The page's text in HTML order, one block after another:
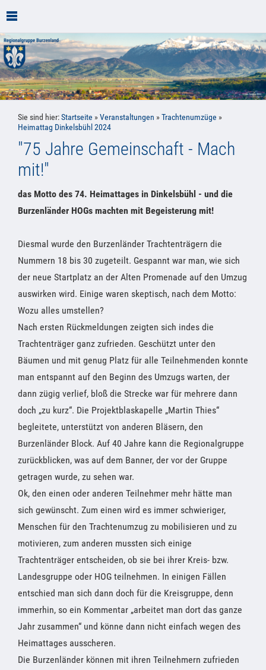
Sie sind hier:Startseite »Veranstaltungen »Trachtenumzüge »
Heimattag Dinkelsbühl 2024
"75 Jahre Gemeinschaft - Mach
mit!"
das Motto des 74. Heimattages in Dinkelsbühl - und die
Burzenländer HOGs machten mit Begeisterung mit!
Diesmal wurde den Burzenländer Trachtenträgern die
Nummern 18 bis 30 zugeteilt. Gespannt war man, wie sich
der neue Startplatz an der Alten Promenade auf den Umzug
auswirken wird. Einige waren skeptisch, nach dem Motto:
Wozu alles umstellen?
Nach ersten Rückmeldungen zeigten sich indes die
Trachtenträger ganz zufrieden. Geschützt unter den
Bäumen und mit genug Platz für alle Teilnehmenden konnte
man entspannt auf den Beginn des Umzugs warten, der
dann zügig verlief, bloß die Strecke war für mehrere dann
doch „zu kurz“. Die Projektblaskapelle „Martin Thies“
begleitete, unterstützt von anderen Bläsern, den
Burzenländer Block. Auf 40 Jahre kann die Regionalgruppe
zurückblicken, was auf dem Banner, der vor der Gruppe
getragen wurde, zu sehen war.
Ok, den einen oder anderen Teilnehmer mehr hätte man
sich gewünscht. Zum einen wird es immer schwieriger,
Menschen für den Trachtenumzug zu mobilisieren und zu
motivieren, zum anderen mussten sich einige
Trachtenträger entscheiden, ob sie bei ihrer Kreis- bzw.
Landesgruppe oder HOG teilnehmen. In einigen Fällen
entschied man sich dann doch für die Kreisgruppe, denn
immerhin, so ein Kommentar „arbeitet man dort das ganze
Jahr zusammen“ und könne dann nicht einfach wegen des
Heimattages ausscheren.
Die Burzenländer können mit ihren Teilnehmern zufrieden